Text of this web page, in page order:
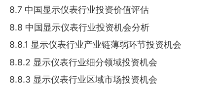
8.7 中国显示仪表行业投资价值评估
8.8 中国显示仪表行业投资机会分析
8.8.1 显示仪表行业产业链薄弱环节投资机会
8.8.2 显示仪表行业细分领域投资机会
8.8.3 显示仪表行业区域市场投资机会